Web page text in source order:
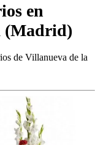
en
(Madrid)
de Villanueva de la